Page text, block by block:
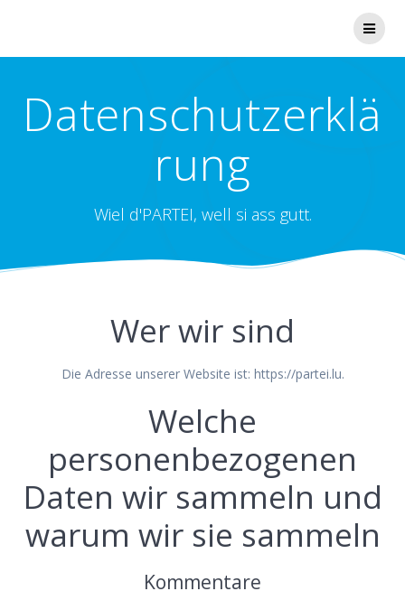
Datenschutzerklä
rung
Wiel d'PARTEI, well si ass gutt.
Wer wir sind
Die Adresse unserer Website ist: https://partei.lu.
Welche
personenbezogenen
Daten wir sammeln und
warum wir sie sammeln
Kommentare